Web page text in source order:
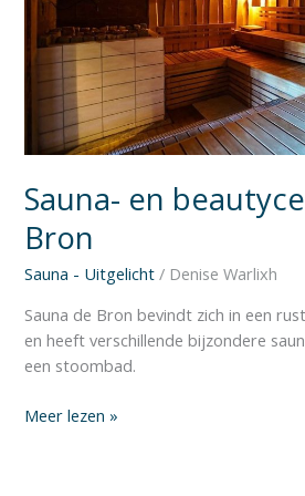
Sauna- en
Bron
Sauna - Uitgelicht / Denise Warlixh
Sauna de Bron bevindt zich in een
en heeft verschillende bijzondere
een stoombad.
Meer lezen »